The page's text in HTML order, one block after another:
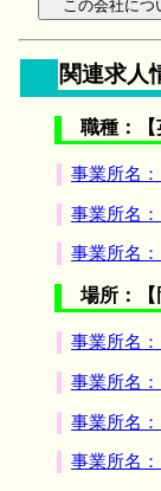
関連求人
職種：【
事業所名
事業所名
事業所名
場所：【
事業所名
事業所名
事業所名
事業所名